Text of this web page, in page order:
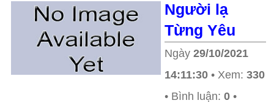
Người lạ
Từng Yêu
Ngày 29/10/2021
14:11:30 • Xem: 330
• Bình luận: 0 •